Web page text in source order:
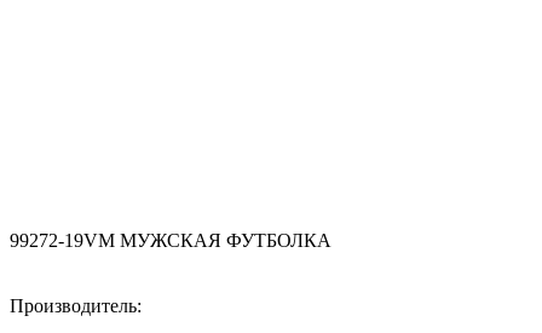
99272-19VM МУЖСКАЯ ФУТБОЛКА
Производитель: